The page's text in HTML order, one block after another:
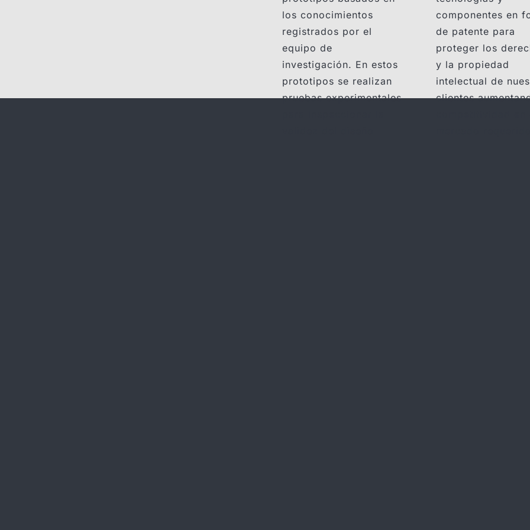
los conocimientos
registrados por el
equipo de
investigación. En estos
prototipos se realizan
pruebas experimentales
componentes en
de patente para
proteger los
y la propiedad
intelectual de
clientes